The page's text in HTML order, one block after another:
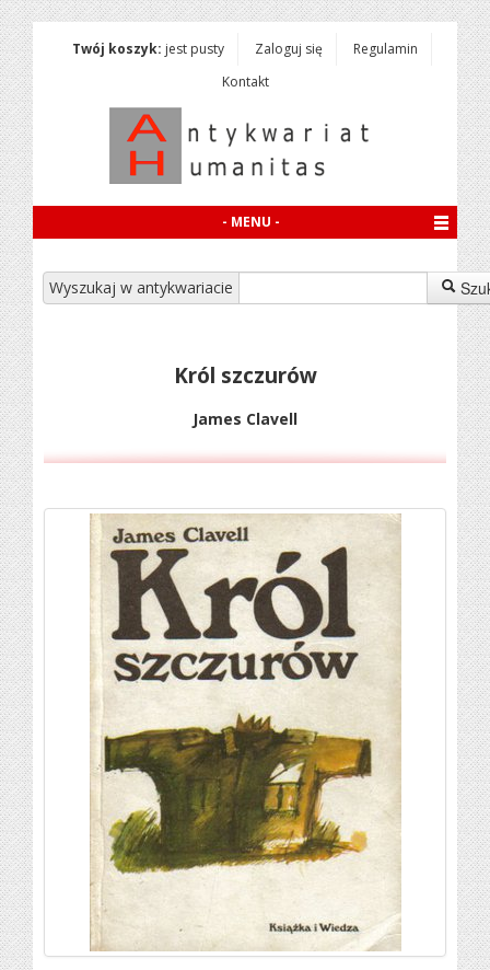
Twój koszyk: jest pusty Zaloguj się
Regulamin
Kontakt
- MENU -
Wyszukaj w antykwariacie
Król szczurów
James Clavell